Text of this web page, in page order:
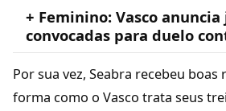
+ Feminino: Vasco
convocadas para duelo
Por sua vez, Seabra recebeu boas
forma como o Vasco trata seus